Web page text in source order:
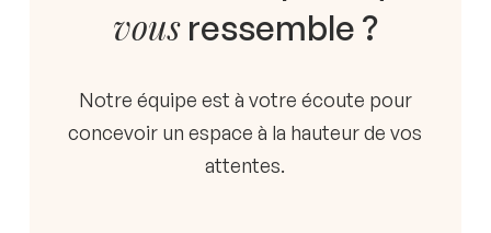
vousressemble ?
Notre équipe est à votre écoute pour
concevoir un espace à la hauteur de vos
attentes.